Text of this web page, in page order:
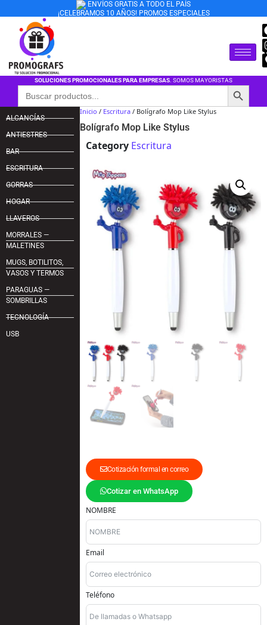
ENVÍOS GRATIS A TODO EL PAÍS
¡CELEBRAMOS 10 AÑOS! PROMOS ESPECIALES
SOLUCIONES PROMOCIONALES PARA EMPRESAS. SOMOS MAYORISTAS
Buscar: Botón de
ALCANCÍAS
ANTIESTRES
BAR
ESCRITURA
GORRAS
HOGAR
LLAVEROS
MORRALES —
MALETINES
MUGS, BOTILITOS,
VASOS Y TERMOS
PARAGUAS —
SOMBRILLAS
TECNOLOGÍA
USB
Inicio / Escritura / Bolígrafo Mop Like Stylus
Bolígrafo Mop Like Stylus
Category Escritura
Cotización formal en correo
Cotizar en WhatsApp
NOMBRE
Email
Teléfono